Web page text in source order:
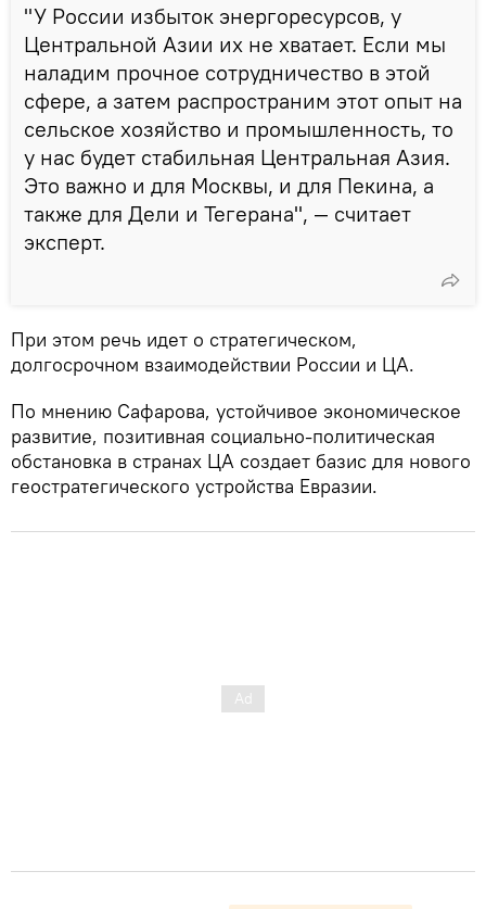
"У России избыток энергоресурсов, у
Центральной Азии их не хватает. Если мы
наладим прочное сотрудничество в этой
сфере, а затем распространим этот опыт на
сельское хозяйство и промышленность, то
у нас будет стабильная Центральная Азия.
Это важно и для Москвы, и для Пекина, а
также для Дели и Тегерана", — считает
эксперт.
При этом речь идет о стратегическом,
долгосрочном взаимодействии России и ЦА.
По мнению Сафарова, устойчивое экономическое
развитие, позитивная социально-политическая
обстановка в странах ЦА создает базис для нового
геостратегического устройства Евразии.